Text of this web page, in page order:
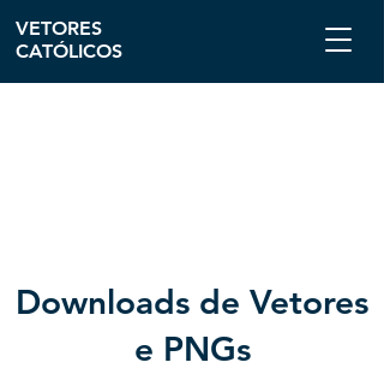
Downloads de Vetores
e PNGs
VETORES
CATÓLICOS